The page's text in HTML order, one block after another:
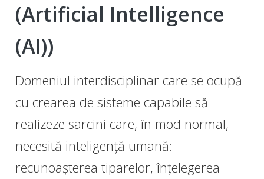
(Artificial Intelligence
(AI))
Domeniul interdisciplinar care se ocupă
cu crearea de sisteme capabile să
realizeze sarcini care, în mod normal,
necesită inteligență umană:
recunoașterea tiparelor, înțelegerea